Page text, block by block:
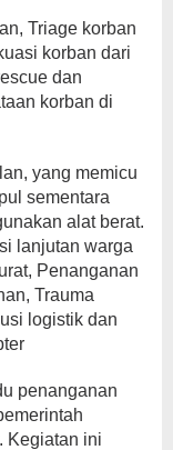
Triage korban
korban dari
dan
korban di
yang memicu
sementara
alat berat.
lanjutan warga
Penanganan
Trauma
logistik dan
penanganan
Kegiatan ini